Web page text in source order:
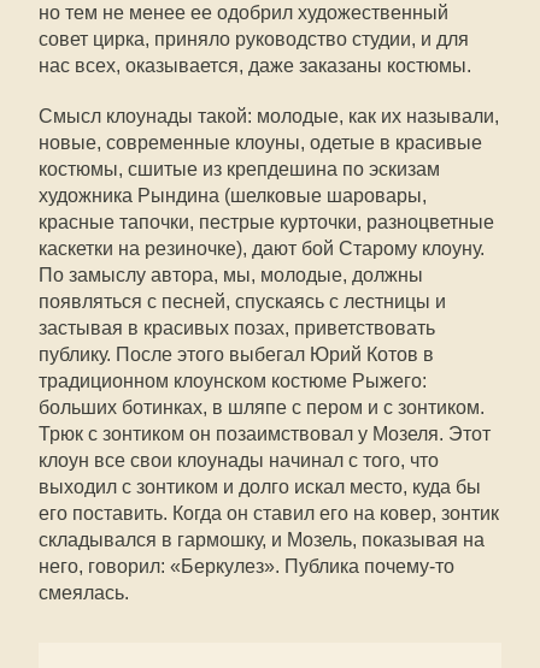
но тем не менее ее одобрил художественный
совет цирка, приняло руководство студии, и для
нас всех, оказывается, даже заказаны костюмы.
Смысл клоунады такой: молодые, как их называли,
новые, современные клоуны, одетые в красивые
костюмы, сшитые из крепдешина по эскизам
художника Рындина (шелковые шаровары,
красные тапочки, пестрые курточки, разноцветные
каскетки на резиночке), дают бой Старому клоуну.
По замыслу автора, мы, молодые, должны
появляться с песней, спускаясь с лестницы и
застывая в красивых позах, приветствовать
публику. После этого выбегал Юрий Котов в
традиционном клоунском костюме Рыжего:
больших ботинках, в шляпе с пером и с зонтиком.
Трюк с зонтиком он позаимствовал у Мозеля. Этот
клоун все свои клоунады начинал с того, что
выходил с зонтиком и долго искал место, куда бы
его поставить. Когда он ставил его на ковер, зонтик
складывался в гармошку, и Мозель, показывая на
него, говорил: «Беркулез». Публика почему-то
смеялась.